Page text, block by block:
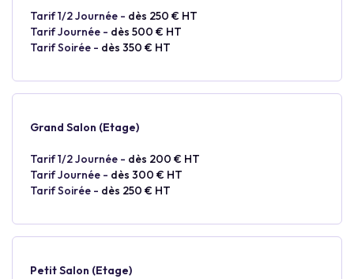
Tarif 1/2 Journée - dès 250 € HT
Tarif Journée - dès 500 € HT
Tarif Soirée - dès 350 € HT
Grand Salon (Etage)
Tarif 1/2 Journée - dès 200 € HT
Tarif Journée - dès 300 € HT
Tarif Soirée - dès 250 € HT
Petit Salon (Etage)